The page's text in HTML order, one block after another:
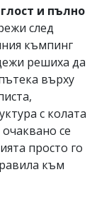
и пълно
след
къмпинг
решиха да
върху
с колата
се
просто го
към